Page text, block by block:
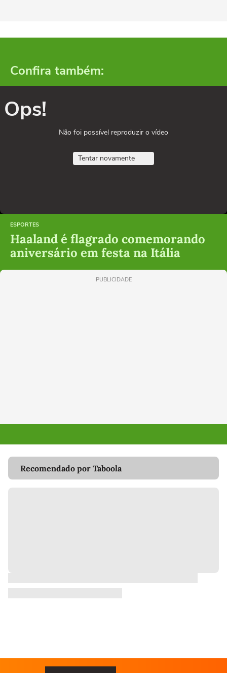
Confira também:
Ops!
Não foi possível reproduzir o vídeo
Tentar novamente
ESPORTES
Haaland é flagrado comemorando
aniversário em festa na Itália
PUBLICIDADE
Recomendado por Taboola